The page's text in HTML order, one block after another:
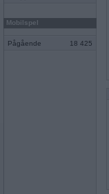
Mobilspel
Pågående 18 425